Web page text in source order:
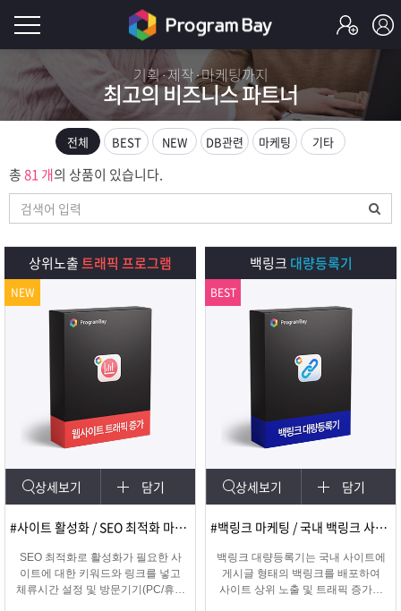
기획·제작·마케팅까지
최고의 비즈니스 파트너
그
이
요
합
그
원
가
Q&A
프
로
이
는?
프
구
매
로
그
램
상
품
문
객
센
터
마
이
페
파
트
전체 BEST NEW DB관련 마케팅 기타
총81 개의 상품이 있습니다.
상위노출트래픽 프로그램
상세보기 담기
#사이트 활성화 / SEO 최적화 마케팅
SEO 최적화로 활성화가 필요한 사
이트에 대한 키워드와 링크를 넣고
체류시간 설정 및 방문기기(PC/휴대
NEW
백링크 대량등록기
상세보기 담기
#백링크 마케팅 / 국내 백링크 사이트 생성
백링크 대량등록기는 국내 사이트에
게시글 형태의 백링크를 배포하여
사이트 상위 노출 및 트래픽 증가에
BEST